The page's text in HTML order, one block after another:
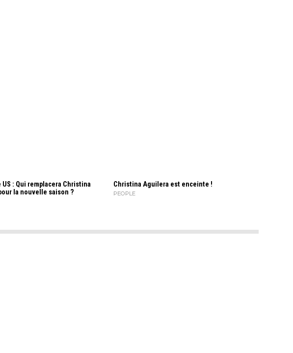
US : Qui remplacera Christina
la nouvelle saison ?
Christina Aguilera est enceinte !
PEOPLE